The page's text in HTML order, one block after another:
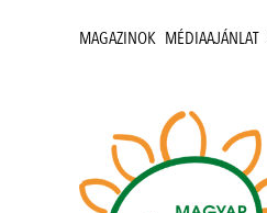
MAGAZINOK MÉDIAAJÁNLAT